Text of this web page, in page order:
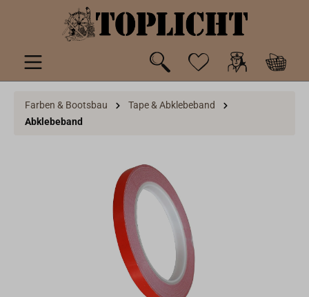
springen
Farben & Bootsbau
Tape & Abklebeband
Abklebeband